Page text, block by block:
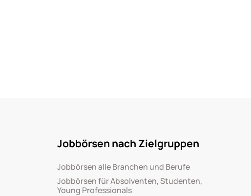
Jobbörsen nach Zielgruppen
Jobbörsen alle Branchen und Berufe
Jobbörsen für Absolventen, Studenten,
Young Professionals